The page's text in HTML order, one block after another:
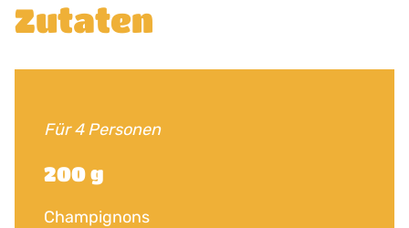
Zutaten
Für 4 Personen
200 g
Champignons